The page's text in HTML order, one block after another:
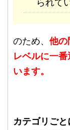
のため、 他の
レベルに一
います。
カテゴリご